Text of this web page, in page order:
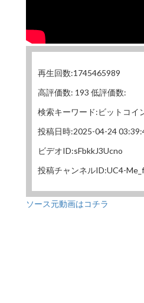
再生回数:1745465989
高評価数: 193 低評価数:
検索キーワード:ビットコイ
投稿日時:2025-04-24
ビデオID:sFbkkJ3Ucno
投稿チャンネルID:UC4-
ソース元動画はコチラ